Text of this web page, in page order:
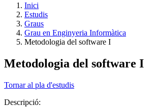
Inici
Estudis
Graus
Grau en Enginyeria Informàtica
Metodologia del software I
Metodologia del software I
Tornar al pla d'estudis
Descripció: